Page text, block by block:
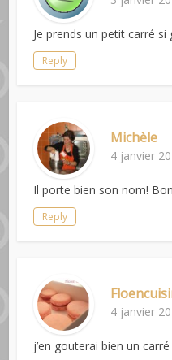
Je prends un petit carré si
Reply
Michèle
4 janvier
Il porte bien son nom!
Reply
4 janvier
j’en gouterai bien un carré